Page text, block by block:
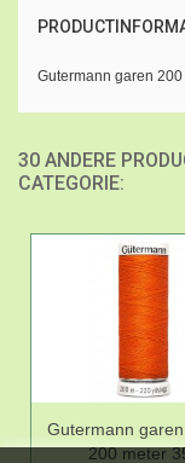
Gutermann garen
30 ANDERE
CATEGORIE:
Gutermann
200 meter